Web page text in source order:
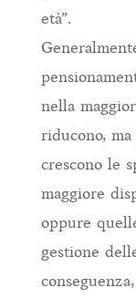
età”.
nella
riducono, ma
crescono le
maggiore
oppure
gestione